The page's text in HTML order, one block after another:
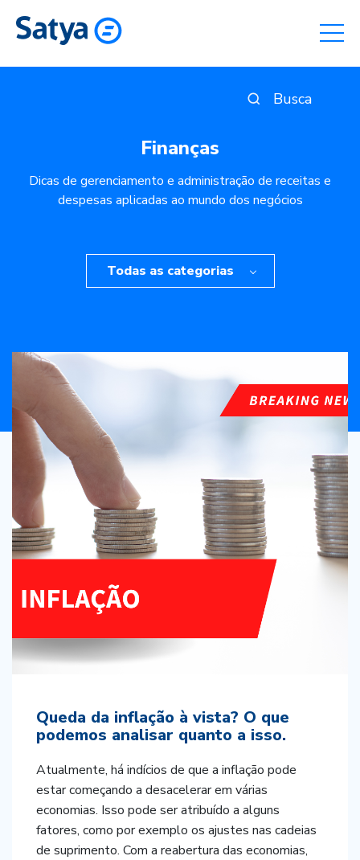
Finanças
Dicas de gerenciamento e administração de receitas e
despesas aplicadas ao mundo dos negócios
Todas as categorias
Gestão
Negócios e empresas
Sem categoria
Queda da inflação à vista? O que
podemos analisar quanto a isso.
Atualmente, há indícios de que a inflação pode
estar começando a desacelerar em várias
economias. Isso pode ser atribuído a alguns
fatores, como por exemplo os ajustes nas cadeias
de suprimento. Com a reabertura das economias,